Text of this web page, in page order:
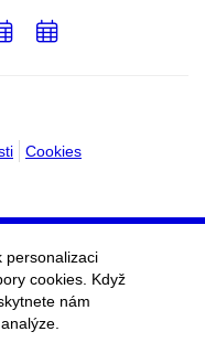
Cookies
PřidatPřidat
personalizaci
cookies. Když
nám